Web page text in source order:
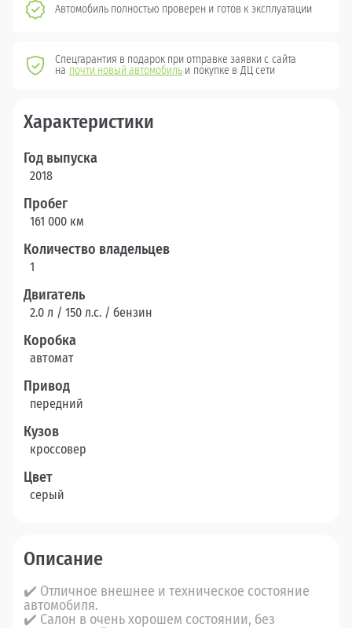
Автомобиль полностью проверен и готов к эксплуатации
Спецгарантия в подарок при отправке заявки с сайта
на почти новый автомобиль и покупке в ДЦ сети
Характеристики
Год выпуска
2018
Пробег
161 000 км
Количество владельцев
1
Двигатель
2.0 л / 150 л.c. / бензин
Коробка
автомат
Привод
передний
Кузов
кроссовер
Цвет
серый
Описание
✔️ Отличное внешнее и техническое состояние
автомобиля.
✔️ Салон в очень хорошем состоянии, без